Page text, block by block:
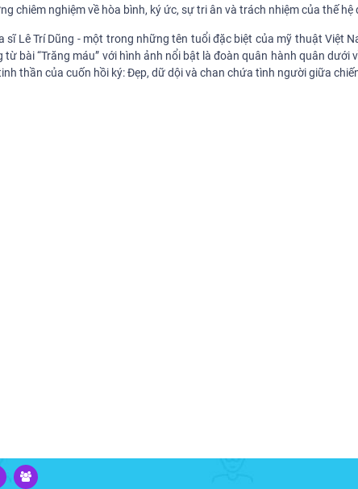
chiêm nghiệm về hòa bình, ký ức, sự tri ân và trách nhiệm của thế hệ
sĩ Lê Trí Dũng - một trong những tên tuổi đặc biệt của mỹ thuật Việt
từ bài “Trăng máu” với hình ảnh nổi bật là đoàn quân hành quân dưới
thần của cuốn hồi ký: Đẹp, dữ dội và chan chứa tình người giữa